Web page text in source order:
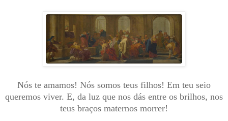
Nós te amamos! Nós somos teus filhos! Em teu seio
queremos viver. E, da luz que nos dás entre os brilhos, nos
teus braços maternos morrer!